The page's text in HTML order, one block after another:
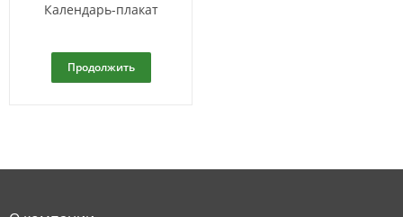
Календарь-плакат
Продолжить